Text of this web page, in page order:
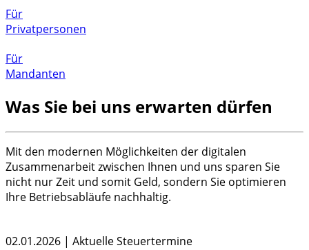
Für
Privatpersonen
Für
Mandanten
Was Sie bei uns erwarten dürfen
Mit den modernen Möglichkeiten der digitalen
Zusammenarbeit zwischen Ihnen und uns sparen Sie
nicht nur Zeit und somit Geld, sondern Sie optimieren
Ihre Betriebsabläufe nachhaltig.
02.01.2026 | Aktuelle Steuertermine